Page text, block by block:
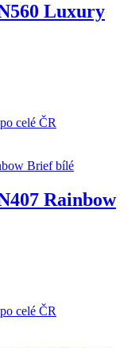
Luxury
celé ČR
Rainbow
celé ČR